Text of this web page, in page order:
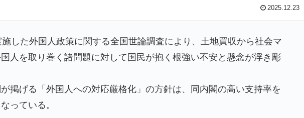
何か適当に作る感じがしない・・・」「あれがまさに経験値である」
してしまうまさかの瞬間！！
気高いんだ！」 英高級紙も驚愕した極限の中の日本人の姿に世界が衝撃
作品ばかりアニメ化してて心配になる…」
2025.12.23
した外国人政策に関する全国世論調査により、土地買収から社会マ
人を取り巻く諸問題に対して国民が抱く根強い不安と懸念が浮き彫
掲げる「外国人への対応厳格化」の方針は、同内閣の高い支持率を
っている。